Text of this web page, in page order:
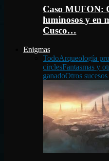
Caso MUFON:
luminosos y en
Cusco…
Enigmas
TodoArqueología
circlesFantasmas y
ganadoOtros